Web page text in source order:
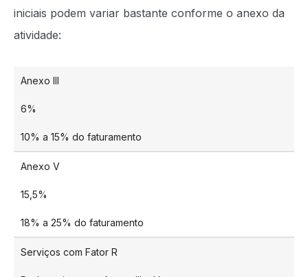
iniciais podem variar bastante conforme o anexo da
atividade:
Anexo III
6%
10% a 15% do faturamento
Anexo V
15,5%
18% a 25% do faturamento
Serviços com Fator R